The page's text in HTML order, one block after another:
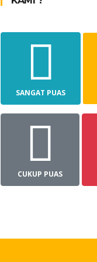
SANGAT PUAS
CUKUP PUAS